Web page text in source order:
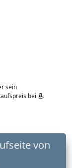
sein
bei